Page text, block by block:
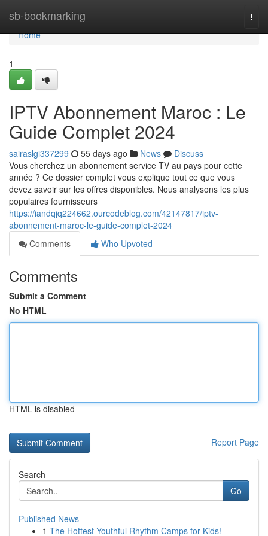
sb-bookmarking
Home
Home
1
IPTV Abonnement Maroc : Le
Guide Complet 2024
sairaslgi337299 55 days ago News
Discuss
Vous cherchez un abonnement service TV au pays pour cette
année ? Ce dossier complet vous explique tout ce que vous
devez savoir sur les offres disponibles. Nous analysons les plus
populaires fournisseurs
https://iandqjq224662.ourcodeblog.com/42147817/iptv-
abonnement-maroc-le-guide-complet-2024
Comments
Who Upvoted
Comments
Submit a Comment
No HTML
HTML is disabled
Report Page
Search
Go
Published News
1 The Hottest Youthful Rhythm Camps for Kids!